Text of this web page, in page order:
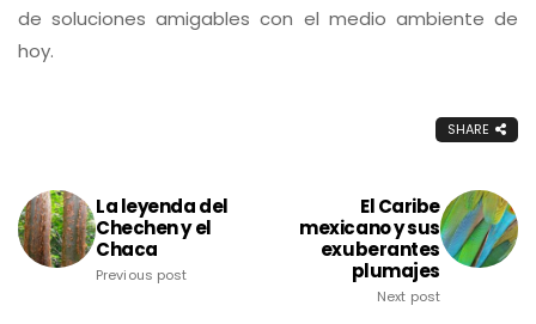
de soluciones amigables con el medio ambiente de
hoy.
SHARE
La leyenda del
Chechen y el
Chaca
Previous post
El Caribe
mexicano y sus
exuberantes
plumajes
Next post